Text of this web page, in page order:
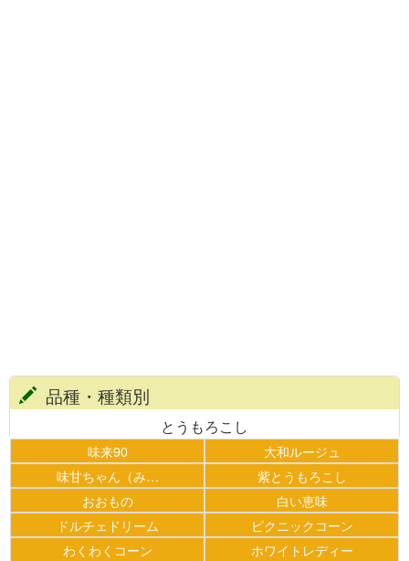
品種・種類別
とうもろこし
味来90
大和ルージュ
味甘ちゃん（み…
紫とうもろこし
おおもの
白い恵味
ドルチェドリーム
ピクニックコーン
わくわくコーン
ホワイトレディー